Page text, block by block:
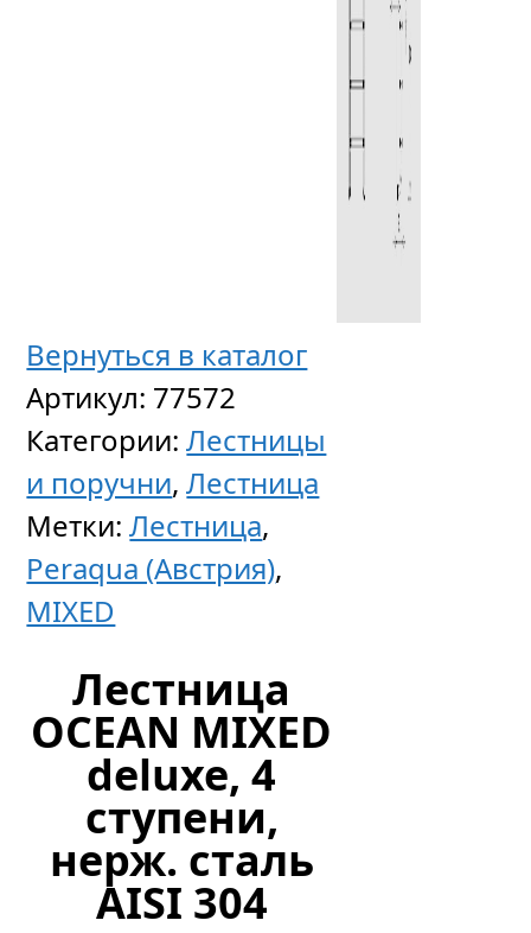
Вернуться в каталог
Артикул: 77572
Категории:Лестницы
и поручни,Лестница
Метки:Лестница,
Peraqua (Австрия),
MIXED
Лестница
OCEAN MIXED
deluxe, 4
ступени,
нерж. сталь
AISI 304